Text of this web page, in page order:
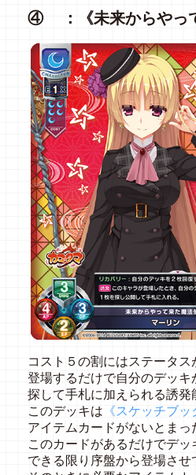
④ ：《未来からやっ
コスト５の割にはステータス
登場するだけで自分のデッ
探して手札に加えられる誘発
このデッキは 《スケッチブッ
アイテムカードがないとま
このカードがあるだけでデ
できる限り序盤から登場させ